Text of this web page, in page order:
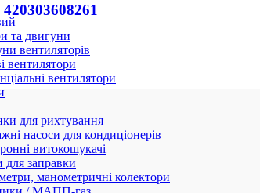
та двигуни
вентиляторів
вентилятори
вентилятори
для рихтування
насоси для кондиціонерів
витокошукачі
для заправки
манометричні колектори